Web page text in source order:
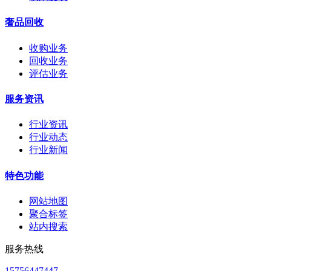
奢品回收
收购业务
回收业务
评估业务
服务资讯
行业资讯
行业动态
行业新闻
特色功能
网站地图
聚合标签
站内搜索
服务热线